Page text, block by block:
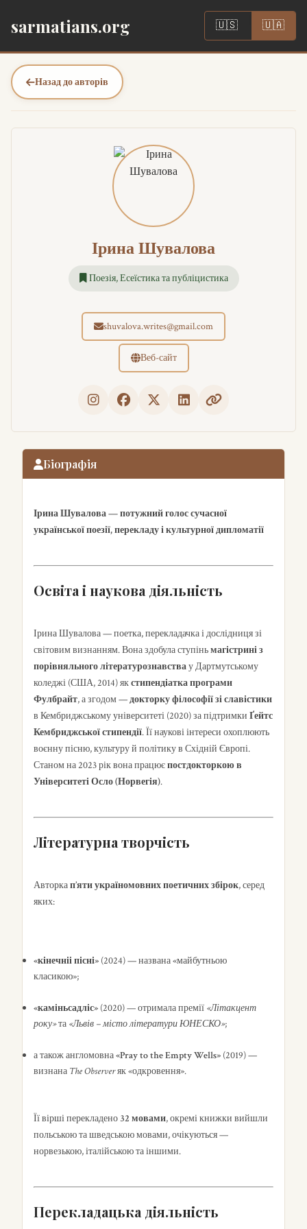
sarmatians.org 🇺🇸 🇺🇦
Назад до авторів
Ірина Шувалова
Поезія, Есеїстика та публіцистика
shuvalova.writes@gmail.com
Веб-сайт
Біографія
Ірина Шувалова — потужний голос сучасної
української поезії, перекладу і культурної дипломатії
Освіта і наукова діяльність
Ірина Шувалова — поетка, перекладачка і дослідниця зі
світовим визнанням. Вона здобула ступіньмагістрині з
порівняльного літературознавствау Дартмутському
коледжі (США, 2014) якстипендіатка програми
Фулбрайт, а згодом —докторку філософії зі славістики
в Кембриджському університеті (2020) за підтримки Ґейтс
Кембриджської стипендії. Її наукові інтереси охоплюють
воєнну пісню, культуру й політику в Східній Європі.
Станом на 2023 рік вона працюєпостдокторкою в
Університеті Осло (Норвегія).
Літературна творчість
Авторкап’яти україномовних поетичних збірок, серед
яких:
«кінечніі пісні» (2024) — названа «майбутньою
класикою»;
«каміньсадліс» (2020) — отримала премії «Літакцент
року»та «Львів – місто літератури ЮНЕСКО»;
а також англомовна«Pray to the Empty Wells» (2019) —
визнана The Observerяк «одкровення».
Її вірші перекладено 32 мовами, окремі книжки вийшли
польською та шведською мовами, очікуються —
норвезькою, італійською та іншими.
Перекладацька діяльність